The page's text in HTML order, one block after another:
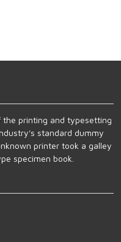
the printing and typesetting
standard dummy
printer took a galley
specimen book.